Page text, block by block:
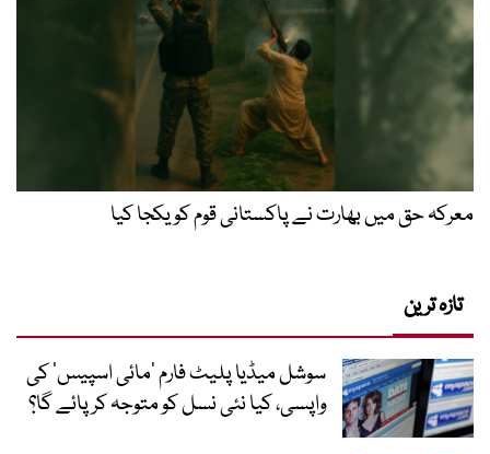
معرکہ حق میں بھارت نے پاکستانی قوم کو یکجا کیا
تازہ ترین
سوشل میڈیا پلیٹ فارم ‘مائی اسپیس’ کی
واپسی، کیا نئی نسل کو متوجہ کر پائے گا؟